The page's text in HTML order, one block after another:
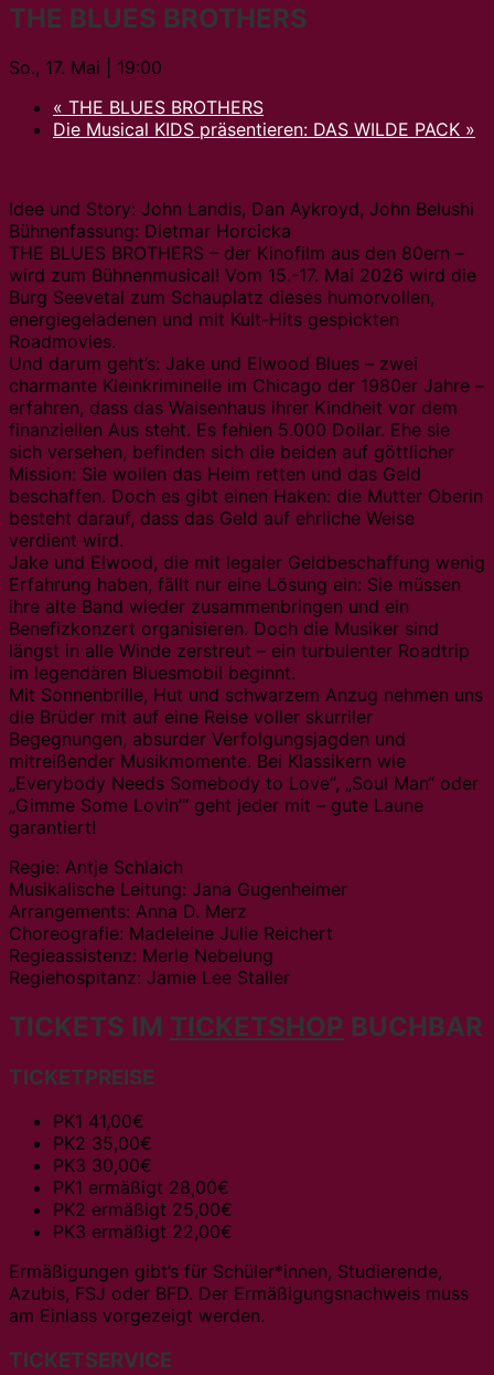
THE BLUES BROTHERS
So., 17. Mai | 19:00
« THE BLUES BROTHERS
Die Musical KIDS präsentieren: DAS WILDE PACK »
Idee und Story: John Landis, Dan Aykroyd, John Belushi
Bühnenfassung: Dietmar Horcicka
THE BLUES BROTHERS – der Kinofilm aus den 80ern –
wird zum Bühnenmusical! Vom 15.-17. Mai 2026 wird die
Burg Seevetal zum Schauplatz dieses humorvollen,
energiegeladenen und mit Kult-Hits gespickten
Roadmovies.
Und darum geht’s: Jake und Elwood Blues – zwei
charmante Kleinkriminelle im Chicago der 1980er Jahre –
erfahren, dass das Waisenhaus ihrer Kindheit vor dem
finanziellen Aus steht. Es fehlen 5.000 Dollar. Ehe sie
sich versehen, befinden sich die beiden auf göttlicher
Mission: Sie wollen das Heim retten und das Geld
beschaffen. Doch es gibt einen Haken: die Mutter Oberin
besteht darauf, dass das Geld auf ehrliche Weise
verdient wird.
Jake und Elwood, die mit legaler Geldbeschaffung wenig
Erfahrung haben, fällt nur eine Lösung ein: Sie müssen
ihre alte Band wieder zusammenbringen und ein
Benefizkonzert organisieren. Doch die Musiker sind
längst in alle Winde zerstreut – ein turbulenter Roadtrip
im legendären Bluesmobil beginnt.
Mit Sonnenbrille, Hut und schwarzem Anzug nehmen uns
die Brüder mit auf eine Reise voller skurriler
Begegnungen, absurder Verfolgungsjagden und
mitreißender Musikmomente. Bei Klassikern wie
„Everybody Needs Somebody to Love“, „Soul Man“ oder
„Gimme Some Lovin’“ geht jeder mit – gute Laune
garantiert!
Regie: Antje Schlaich
Musikalische Leitung: Jana Gugenheimer
Arrangements: Anna D. Merz
Choreografie: Madeleine Julie Reichert
Regieassistenz: Merle Nebelung
Regiehospitanz: Jamie Lee Staller
TICKETS IM TICKETSHOP BUCHBAR
TICKETPREISE
PK1 41,00€
PK2 35,00€
PK3 30,00€
PK1 ermäßigt 28,00€
PK2 ermäßigt 25,00€
PK3 ermäßigt 22,00€
Ermäßigungen gibt’s für Schüler*innen, Studierende,
Azubis, FSJ oder BFD. Der Ermäßigungsnachweis muss
am Einlass vorgezeigt werden.
TICKETSERVICE